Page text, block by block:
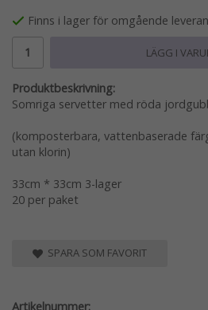
Finns i lager för omgående
LÄGG I
Produktbeskrivning:
Somriga servetter med röda
(komposterbara, vattenbaserade
utan klorin)
33cm * 33cm 3-lager
20 per paket
SPARA SOM FAVORIT
Artikelnummer: